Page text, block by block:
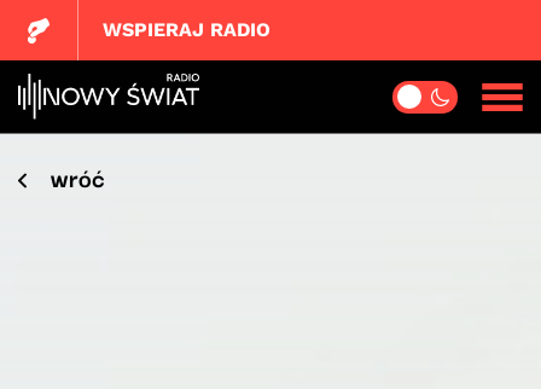
WSPIERAJ RADIO
wróć